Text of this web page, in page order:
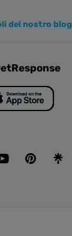
del nostro blog